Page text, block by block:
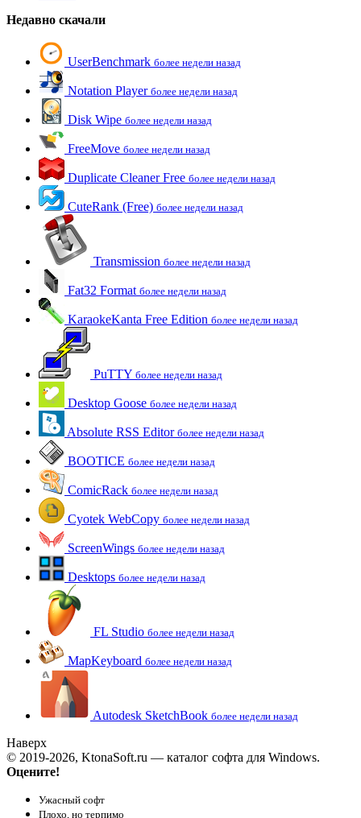
Недавно скачали
UserBenchmark более недели назад
Notation Player более недели назад
Disk Wipe более недели назад
FreeMove более недели назад
Duplicate Cleaner Free более недели назад
CuteRank (Free) более недели назад
Transmission более недели назад
Fat32 Format более недели назад
KaraokeKanta Free Edition более недели назад
PuTTY более недели назад
Desktop Goose более недели назад
Absolute RSS Editor более недели назад
BOOTICE более недели назад
ComicRack более недели назад
Cyotek WebCopy более недели назад
ScreenWings более недели назад
Desktops более недели назад
FL Studio более недели назад
MapKeyboard более недели назад
Autodesk SketchBook более недели назад
Наверх
© 2019-2026, KtonaSoft.ru — каталог софта для Windows.
Оцените!
Ужасный софт
Плохо, но терпимо